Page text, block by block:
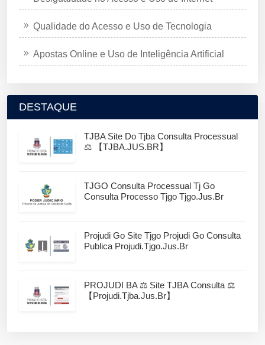
Qualidade do Acesso e Uso de Tecnologia
Apostas Online e Uso de Inteligência Artificial
DESTAQUE
TJBA Site Do Tjba Consulta Processual
⚖️ 【TJBA.JUS.BR】
TJGO Consulta Processual Tj Go
Consulta Processo Tjgo Tjgo.jus.br
Projudi Go Site Tjgo Projudi Go Consulta
Publica Projudi.tjgo.jus.br
PROJUDI BA ⚖️ Site TJBA Consulta ⚖️
【projudi.tjba.jus.br】